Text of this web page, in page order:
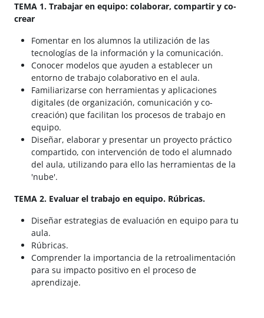
TEMA 1. Trabajar en equipo: colaborar, compartir y co-
crear
Fomentar en los alumnos la utilización de las
tecnologías de la información y la comunicación.
Conocer modelos que ayuden a establecer un
entorno de trabajo colaborativo en el aula.
Familiarizarse con herramientas y aplicaciones
digitales (de organización, comunicación y co-
creación) que facilitan los procesos de trabajo en
equipo.
Diseñar, elaborar y presentar un proyecto práctico
compartido, con intervención de todo el alumnado
del aula, utilizando para ello las herramientas de la
'nube'.
TEMA 2. Evaluar el trabajo en equipo. Rúbricas.
Diseñar estrategias de evaluación en equipo para tu
aula.
Rúbricas.
Comprender la importancia de la retroalimentación
para su impacto positivo en el proceso de
aprendizaje.